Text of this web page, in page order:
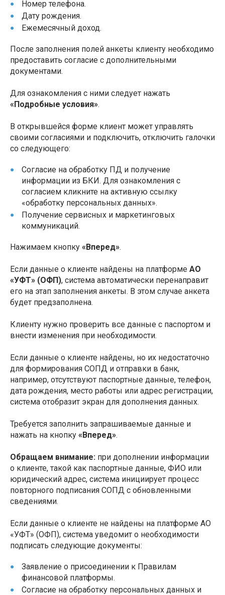
Номер телефона.
Дату рождения.
Ежемесячный доход.
После заполнения полей анкеты клиенту необходимо
предоставить согласие с дополнительными
документами.
Для ознакомления с ними следует нажать
«Подробные условия».
В открывшейся форме клиент может управлять
своими согласиями и подключить, отключить галочки
со следующего:
Согласие на обработку ПД и получение
информации из БКИ. Для ознакомления с
согласием кликните на активную ссылку
«обработку персональных данных».
Получение сервисных и маркетинговых
коммуникаций.
Нажимаем кнопку «Вперед».
Если данные о клиенте найдены на платформе АО
«УФТ» (ОФП), система автоматически перенаправит
его на этап заполнения анкеты. В этом случае анкета
будет предзаполнена.
Клиенту нужно проверить все данные с паспортом и
внести изменения при необходимости.
Если данные о клиенте найдены, но их недостаточно
для формирования СОПД и отправки в банк,
например, отсутствуют паспортные данные, телефон,
дата рождения, место работы или адрес регистрации,
система отобразит экран для дополнения данных.
Требуется заполнить запрашиваемые данные и
нажать на кнопку «Вперед».
Обращаем внимание: при дополнении информации
о клиенте, такой как паспортные данные, ФИО или
юридический адрес, система инициирует процесс
повторного подписания СОПД с обновленными
сведениями.
Если данные о клиенте не найдены на платформе АО
«УФТ» (ОФП), система уведомит о необходимости
подписать следующие документы:
Заявление о присоединении к Правилам
финансовой платформы.
Согласие на обработку персональных данных и